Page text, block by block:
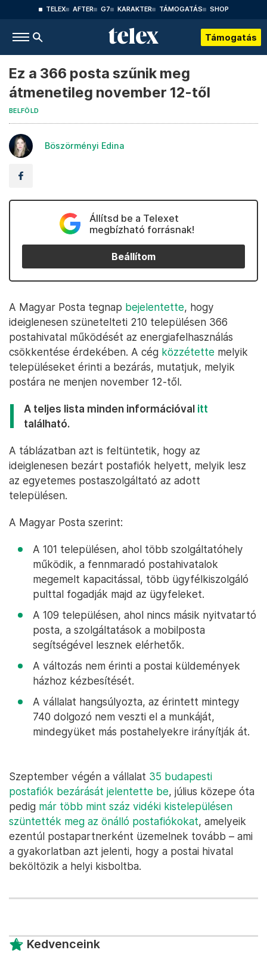
TELEX AFTER G7 KARAKTER TÁMOGATÁS SHOP
Támogatás
Ez a 366 posta szűnik meg
átmenetileg november 12-től
BELFÖLD
Böszörményi Edina
Állítsd be a Telexet
megbízható forrásnak!
Beállítom
A Magyar Posta tegnap bejelentette, hogy
ideiglenesen szünetelteti 210 településen 366
postahivatal működését az energiafelhasználás
csökkentése érdekében. A cég közzétette melyik
településeket érinti a bezárás, mutatjuk, melyik
postára ne menjen november 12-től.
A teljes lista minden információval itt
található.
A táblázatban azt is feltüntetik, hogy az
ideiglenesen bezárt postafiók helyett, melyik lesz
az egyetemes postaszolgáltató az adott
településen.
A Magyar Posta szerint:
A 101 településen, ahol több szolgáltatóhely
működik, a fennmaradó postahivatalok
megemelt kapacitással, több ügyfélkiszolgáló
pulttal fogadják majd az ügyfeleket.
A 109 településen, ahol nincs másik nyitvatartó
posta, a szolgáltatások a mobilposta
segítségével lesznek elérhetők.
A változás nem érinti a postai küldemények
házhoz kézbesítését.
A vállalat hangsúlyozta, az érintett mintegy
740 dolgozó nem veszti el a munkáját,
mindegyüket más postahelyekre irányítják át.
Szeptember végén a vállalat 35 budapesti
postafiók bezárását jelentette be, július közepe óta
pedig már több mint száz vidéki kistelepülésen
szüntették meg az önálló postafiókokat, amelyeik
ezentúl postapartnerként üzemelnek tovább – ami
a gyakorlatban azt jelenti, hogy a postai hivatal
beköltözik a helyi kisboltba.
Kedvenceink